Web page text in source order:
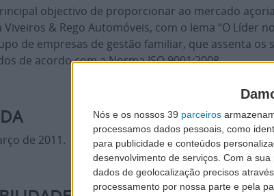
Nós e os nossos 39 parceiros
processamos dados pessoais, como
para publicidade e conteúdos
desenvolvimento de serviços. Com a sua
dados de geolocalização precisos
processamento por nossa parte e pela
objectivo de proporcionar ao mercado
Viveiros & Rego Automóveis, com o lema “O Líder
de empresas de gestão familiar, que assenta
de acordo com a Norma ISO 9001:2008.
de 2011.